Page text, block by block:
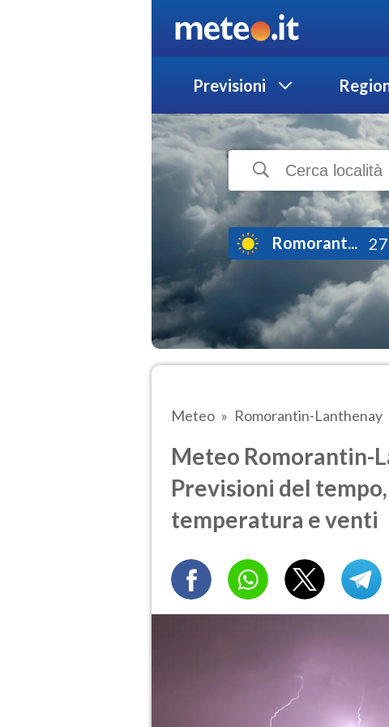
Previsioni
Romorant...
Meteo Romorantin-Lanthenay
Meteo Romorantin-
Previsioni del
temperatura e venti